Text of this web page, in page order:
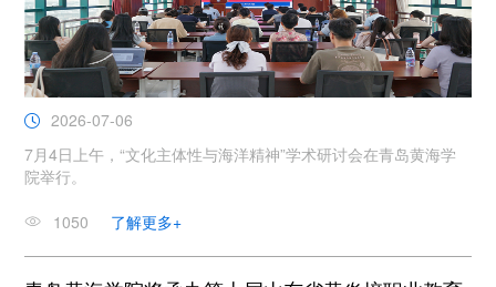
2026-07-06
7月4日上午，“文化主体性与海洋精神”学术研讨会在青岛黄海学
院举行。
1050 了解更多+